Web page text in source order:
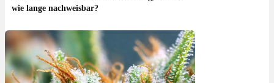
wie lange nachweisbar?